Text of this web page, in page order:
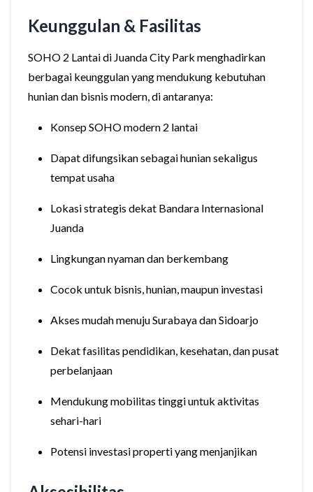
Keunggulan & Fasilitas
SOHO 2 Lantai di Juanda City Park menghadirkan
berbagai keunggulan yang mendukung kebutuhan
hunian dan bisnis modern, di antaranya:
Konsep SOHO modern 2 lantai
Dapat difungsikan sebagai hunian sekaligus
tempat usaha
Lokasi strategis dekat Bandara Internasional
Juanda
Lingkungan nyaman dan berkembang
Cocok untuk bisnis, hunian, maupun investasi
Akses mudah menuju Surabaya dan Sidoarjo
Dekat fasilitas pendidikan, kesehatan, dan pusat
perbelanjaan
Mendukung mobilitas tinggi untuk aktivitas
sehari-hari
Potensi investasi properti yang menjanjikan